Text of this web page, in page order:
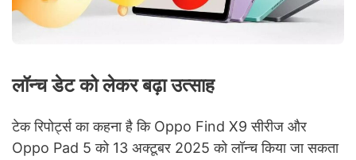
लॉन्च डेट को लेकर बढ़ा उत्साह
टेक रिपोर्ट्स का कहना है कि Oppo Find X9 सीरीज और
Oppo Pad 5 को 13 अक्टूबर 2025 को लॉन्च किया जा सकता